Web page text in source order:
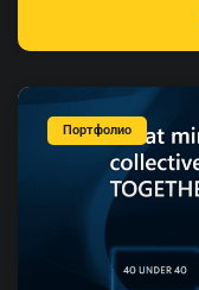
Портфолио